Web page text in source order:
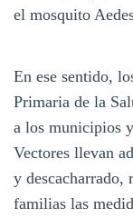
el mosquito
En ese sentido,
Primaria de la
a los municipios
Vectores llevan
y descacharrado,
familias las